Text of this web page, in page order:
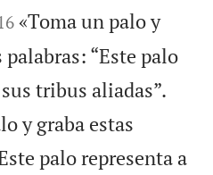
«Toma un palo y
“Este palo
tribus aliadas”.
y graba estas
palo representa a